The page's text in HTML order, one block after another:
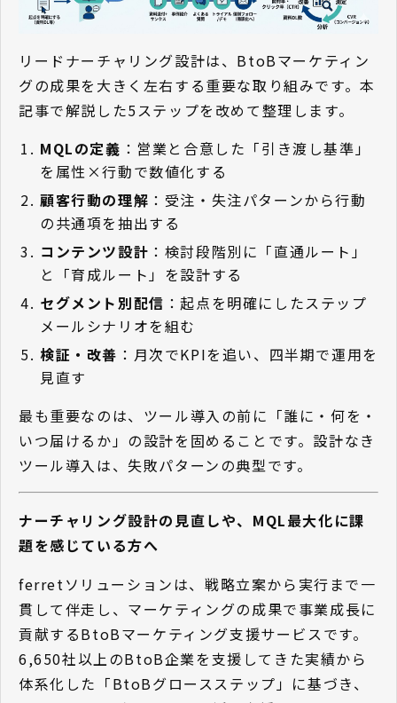
リードナーチャリング設計は、BtoBマーケティン
グの成果を大きく左右する重要な取り組みです。本
記事で解説した5ステップを改めて整理します。
MQLの定義 ：営業と合意した「引き渡し基準」
を属性×行動で数値化する
顧客行動の理解 ：受注・失注パターンから行動
の共通項を抽出する
コンテンツ設計 ：検討段階別に「直通ルート」
と「育成ルート」を設計する
セグメント別配信 ：起点を明確にしたステップ
メールシナリオを組む
検証・改善 ：月次でKPIを追い、四半期で運用を
見直す
最も重要なのは、ツール導入の前に「誰に・何を・
いつ届けるか」の設計を固めることです。設計なき
ツール導入は、失敗パターンの典型です。
ナーチャリング設計の見直しや、MQL最大化に課
題を感じている方へ
ferretソリューションは、戦略立案から実行まで一
貫して伴走し、マーケティングの成果で事業成長に
貢献するBtoBマーケティング支援サービスです。
6,650社以上のBtoB企業を支援してきた実績から
体系化した「BtoBグロースステップ」に基づき、